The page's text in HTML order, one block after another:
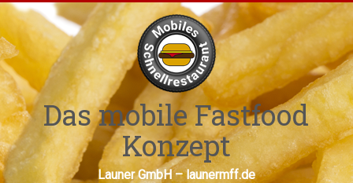
Zum
Inhalt
springen
Das mobile Fastfood
Konzept
Launer GmbH – launermff.de